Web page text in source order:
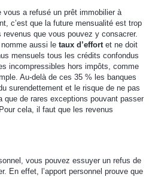
vous a refusé un prêt immobilier à
c’est que la future mensualité est trop
revenus que vous pouvez y consacrer.
aussi le taux d’effortet ne doit
mensuels tous les crédits confondus
incompressibles hors impôts, comme
Au-delà de ces 35 % les banques
surendettement et le risque de ne pas
que de rares exceptions pouvant passer
cela, il faut que les revenus
vous pouvez essuyer un refus de
En effet, l’apport personnel prouve que